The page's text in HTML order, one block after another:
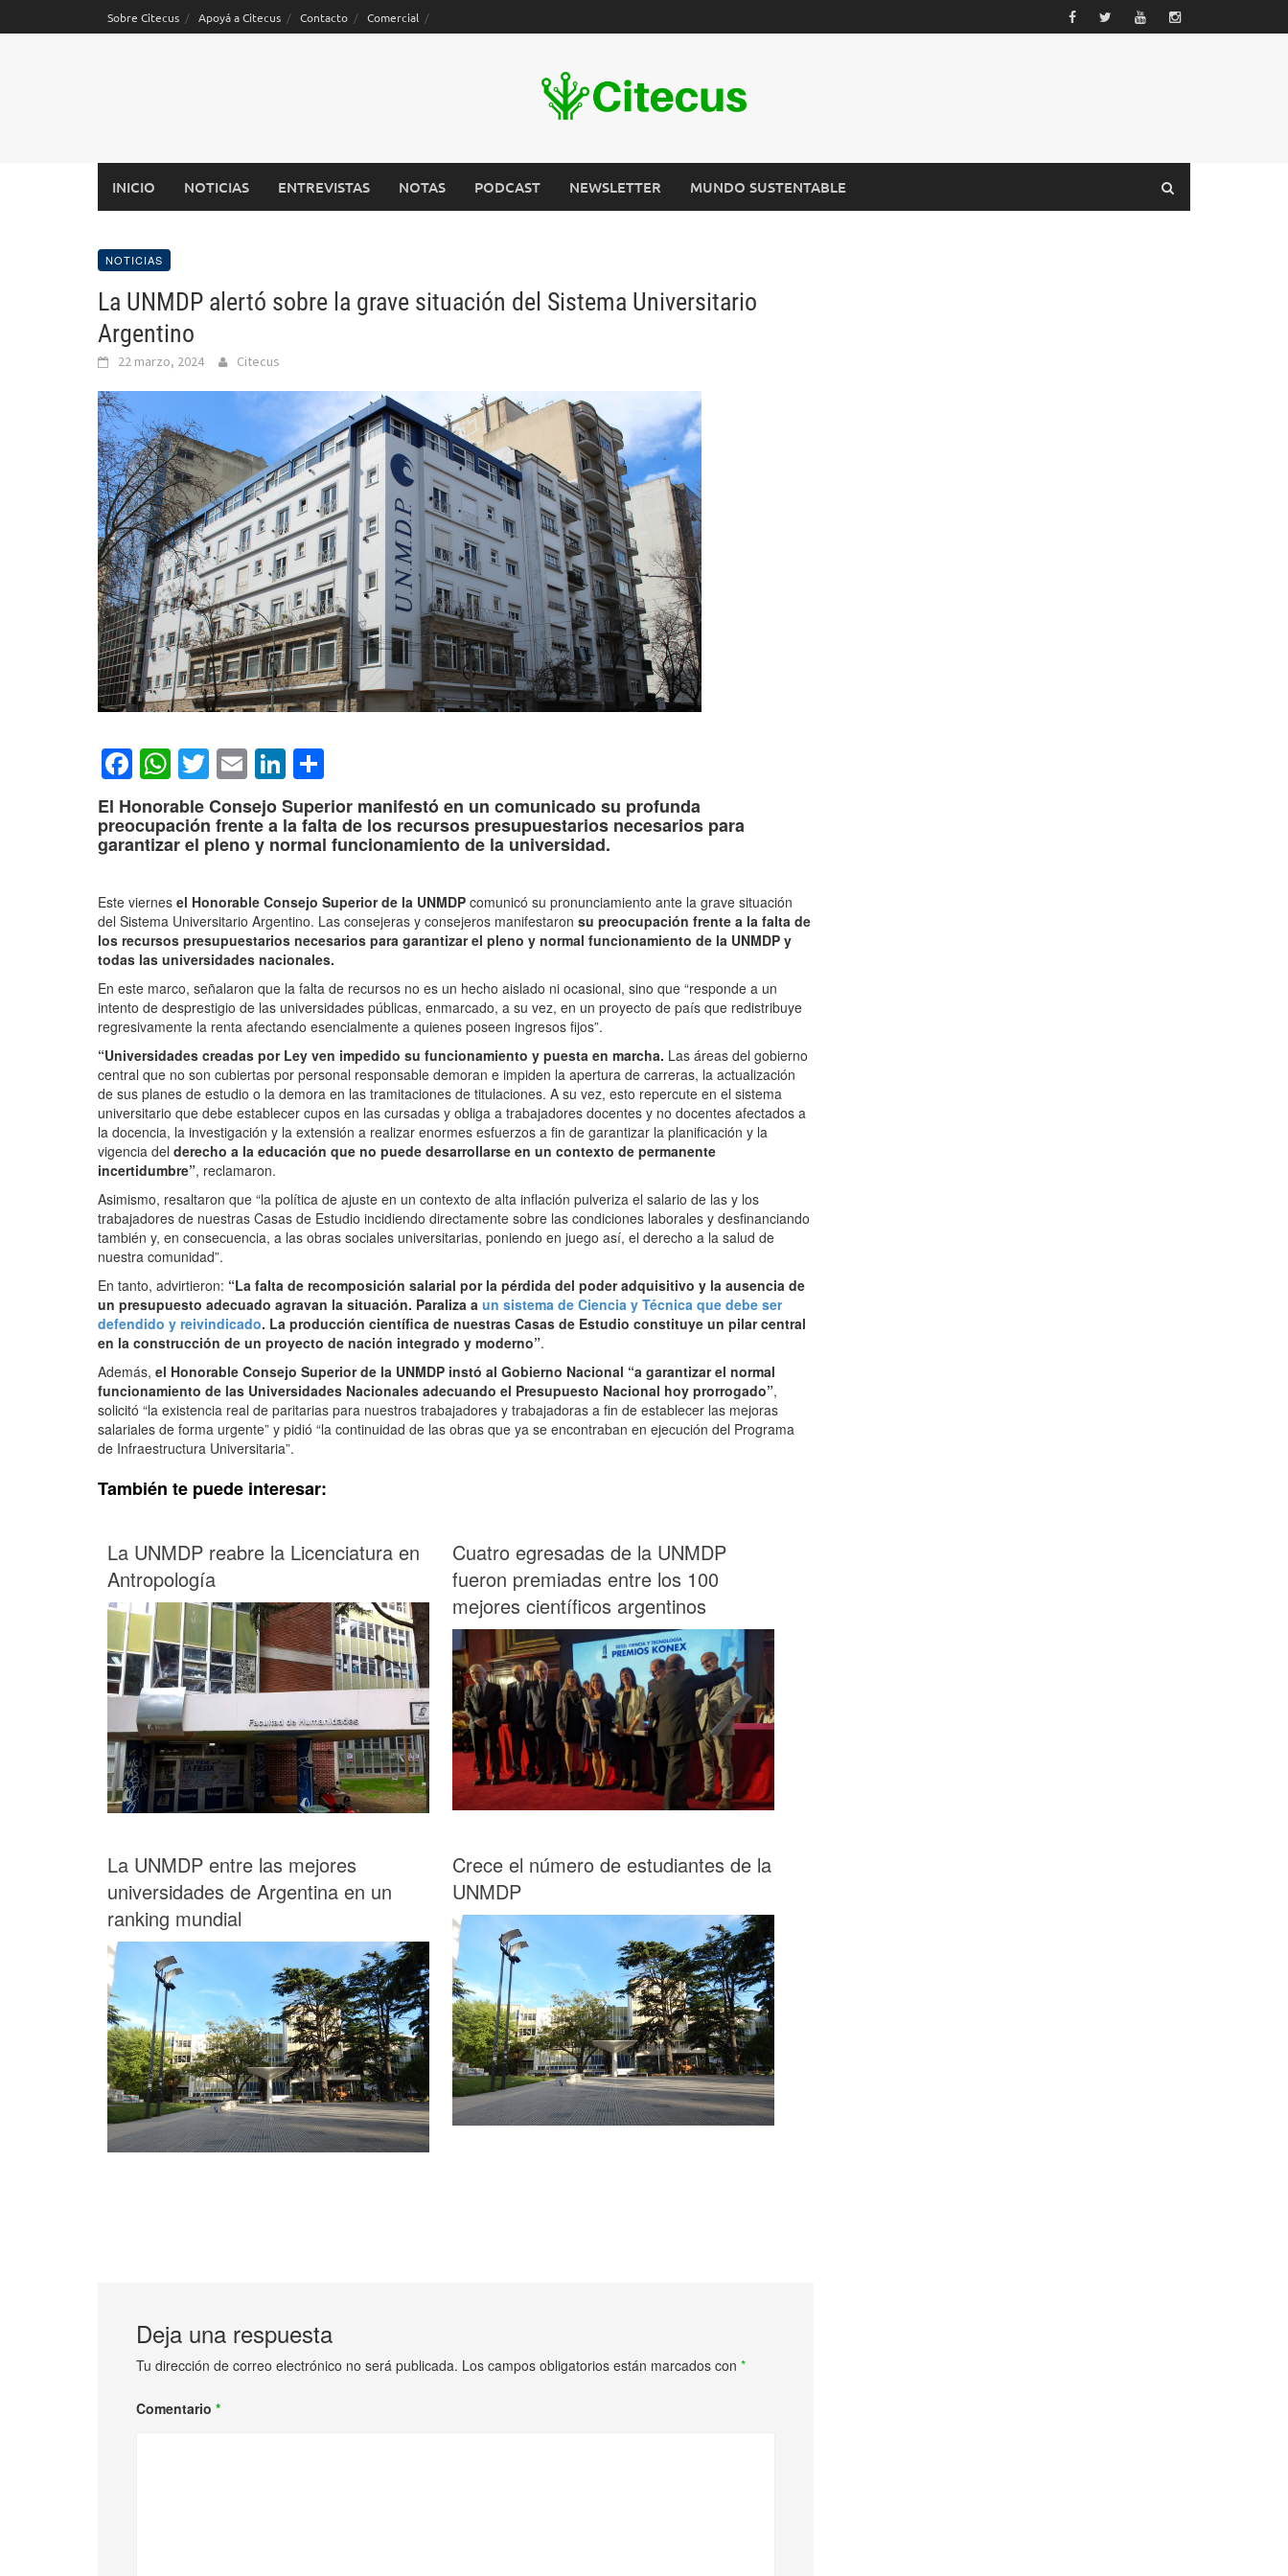
Sobre Citecus Apoyá a Citecus Contacto Comercial
INICIO NOTICIAS ENTREVISTAS NOTAS PODCAST NEWSLETTER MUNDO SUSTENTABLE
NOTICIAS
La UNMDP alertó sobre la grave situación del Sistema Universitario
Argentino
22 marzo, 2024 Citecus
Facebook
WhatsApp
Twitter
EmailLinkedIn
El Honorable Consejo Superior manifestó en un comunicado su profunda
preocupación frente a la falta de los recursos presupuestarios necesarios para
garantizar el pleno y normal funcionamiento de la universidad.
Este viernes el Honorable Consejo Superior de la UNMDP comunicó su pronunciamiento ante la grave situación
del Sistema Universitario Argentino. Las consejeras y consejeros manifestaron su preocupación frente a la falta de
los recursos presupuestarios necesarios para garantizar el pleno y normal funcionamiento de la UNMDP y
todas las universidades nacionales.
En este marco, señalaron que la falta de recursos no es un hecho aislado ni ocasional, sino que “responde a un
intento de desprestigio de las universidades públicas, enmarcado, a su vez, en un proyecto de país que redistribuye
regresivamente la renta afectando esencialmente a quienes poseen ingresos fijos”.
“Universidades creadas por Ley ven impedido su funcionamiento y puesta en marcha. Las áreas del gobierno
central que no son cubiertas por personal responsable demoran e impiden la apertura de carreras, la actualización
de sus planes de estudio o la demora en las tramitaciones de titulaciones. A su vez, esto repercute en el sistema
universitario que debe establecer cupos en las cursadas y obliga a trabajadores docentes y no docentes afectados a
la docencia, la investigación y la extensión a realizar enormes esfuerzos a fin de garantizar la planificación y la
vigencia del derecho a la educación que no puede desarrollarse en un contexto de permanente
incertidumbre”, reclamaron.
Asimismo, resaltaron que “la política de ajuste en un contexto de alta inflación pulveriza el salario de las y los
trabajadores de nuestras Casas de Estudio incidiendo directamente sobre las condiciones laborales y desfinanciando
también y, en consecuencia, a las obras sociales universitarias, poniendo en juego así, el derecho a la salud de
nuestra comunidad”.
En tanto, advirtieron: “La falta de recomposición salarial por la pérdida del poder adquisitivo y la ausencia de
un presupuesto adecuado agravan la situación. Paraliza a un sistema de Ciencia y Técnica que debe ser
defendido y reivindicado. La producción científica de nuestras Casas de Estudio constituye un pilar central
en la construcción de un proyecto de nación integrado y moderno”.
Además, el Honorable Consejo Superior de la UNMDP instó al Gobierno Nacional “a garantizar el normal
funcionamiento de las Universidades Nacionales adecuando el Presupuesto Nacional hoy prorrogado”,
solicitó “la existencia real de paritarias para nuestros trabajadores y trabajadoras a fin de establecer las mejoras
salariales de forma urgente” y pidió “la continuidad de las obras que ya se encontraban en ejecución del Programa
de Infraestructura Universitaria”.
También te puede interesar:
La UNMDP reabre la Licenciatura en
Antropología
Cuatro egresadas de la UNMDP
fueron premiadas entre los 100
mejores científicos argentinos
La UNMDP entre las mejores
universidades de Argentina en un
ranking mundial
Crece el número de estudiantes de la
UNMDP
Deja una respuesta
Tu dirección de correo electrónico no será publicada. Los campos obligatorios están marcados con *
Comentario *